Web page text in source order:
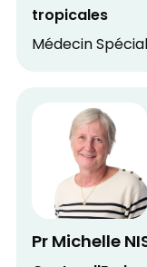
tropicales
Médecin
Pr Michelle